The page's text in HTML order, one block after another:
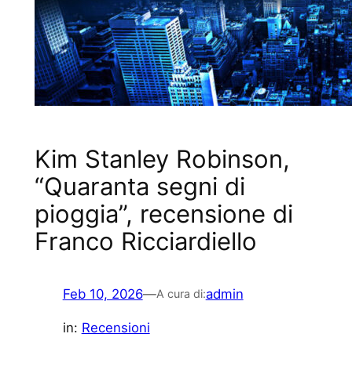
Kim Stanley Robinson,
“Quaranta segni di
pioggia”, recensione di
Franco Ricciardiello
Feb 10, 2026—A cura di:admin
in: Recensioni